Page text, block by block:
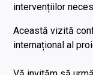
intervențiilor
Această vizită
internațional al